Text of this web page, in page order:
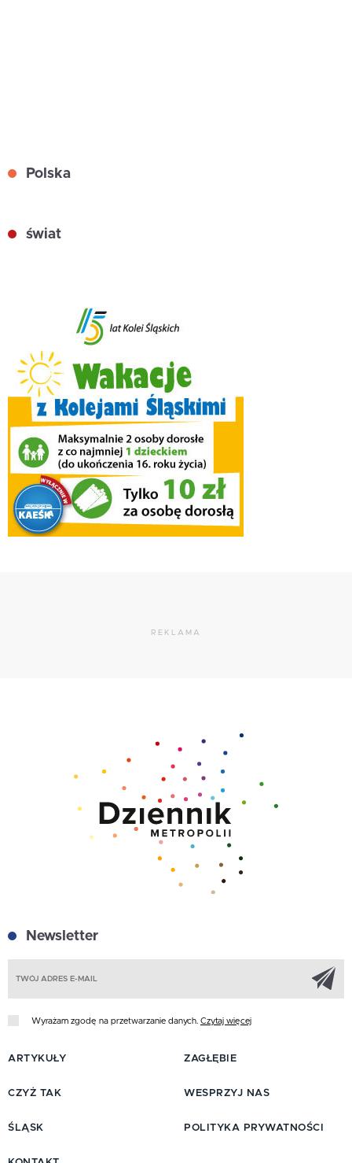
Polska
świat
REKLAMA
Newsletter
Wyrażam zgodę na przetwarzanie danych. Czytaj więcej
ARTYKUŁY
CZYŻ TAK
ŚLĄSK
ZAGŁĘBIE
WESPRZYJ NAS
POLITYKA PRYWATNOŚCI